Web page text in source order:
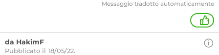
Messaggio tradotto automaticamente
+
da HakimF
Pubblicato il 18/05/22.